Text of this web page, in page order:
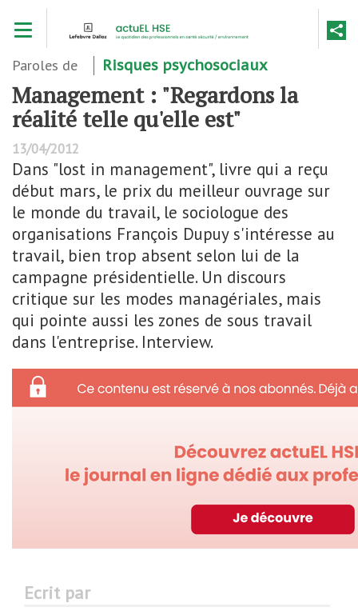
contenu
Paroles de Risques psychosociaux
Management : "Regardons la
réalité telle qu'elle est"
13/04/2012
Dans "lost in management", livre qui a reçu
début mars, le prix du meilleur ouvrage sur
le monde du travail, le sociologue des
organisations François Dupuy s'intéresse au
travail, bien trop absent selon lui de la
campagne présidentielle. Un discours
critique sur les modes managériales, mais
qui pointe aussi les zones de sous travail
dans l'entreprise. Interview.
Ecrit par